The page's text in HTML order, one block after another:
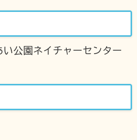
い公園ネイチャーセンター